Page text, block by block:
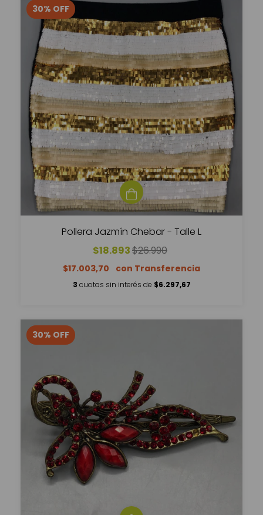
30% OFF
Pollera Jazmín Chebar - Talle L
$18.893$26.990
$17.003,70
3 cuotas sin interés de $6.297,67
30% OFF